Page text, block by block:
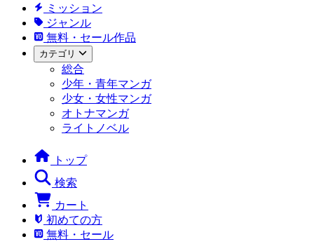
ミッション
ジャンル
無料・セール作品
カテゴリ
総合
少年・青年マンガ
少女・女性マンガ
オトナマンガ
ライトノベル
トップ
検索
カート
初めての方
無料・セール